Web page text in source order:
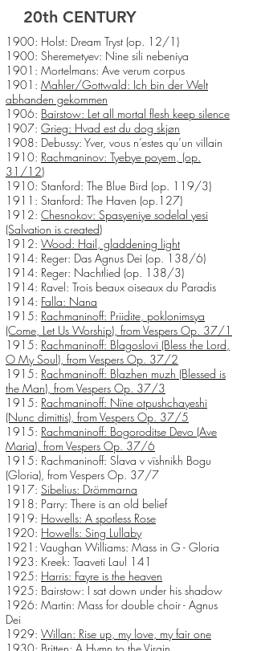
20th CENTURY
1900: Holst: Dream Tryst (op. 12/1)
1900: Sheremetyev: Nine sili nebeniya
1901: Mortelmans: Ave verum corpus
1901: Mahler/Gottwald: Ich bin der Welt
abhanden gekommen
1906: Bairstow: Let all mortal flesh keep silence
1907: Grieg: Hvad est du dog skjøn
1908: Debussy: Yver, vous n’estes qu’un villain
1910: Rachmaninov: Tyebye poyem, (op.
31/12)
1910: Stanford: The Blue Bird (op. 119/3)
1911: Stanford: The Haven (op.127)
1912: Chesnokov: Spasyeniye sodelal yesi
(Salvation is created)
1912: Wood: Hail, gladdening light
1914: Reger: Das Agnus Dei (op. 138/6)
1914: Reger: Nachtlied (op. 138/3)
1914: Ravel: Trois beaux oiseaux du Paradis
1914: Falla: Nana
1915: Rachmaninoff: Priidite, poklonimsya
(Come, Let Us Worship), from Vespers Op. 37/1
1915: Rachmaninoff: Blagoslovi (Bless the Lord,
O My Soul), from Vespers Op. 37/2
1915: Rachmaninoff: Blazhen muzh (Blessed is
the Man), from Vespers Op. 37/3
1915: Rachmaninoff: Nïne otpushchayeshi
(Nunc dimittis), from Vespers Op. 37/5
1915: Rachmaninoff: Bogoroditse Devo (Ave
Maria), from Vespers Op. 37/6
1915: Rachmaninoff: Slava v vïshnikh Bogu
(Gloria), from Vespers Op. 37/7
1917: Sibelius: Drömmarna
1918: Parry: There is an old belief
1919: Howells: A spotless Rose
1920: Howells: Sing Lullaby
1921: Vaughan Williams: Mass in G - Gloria
1923: Kreek: Taaveti Laul 141
1925: Harris: Fayre is the heaven
1925: Bairstow: I sat down under his shadow
1926: Martin: Mass for double choir - Agnus
Dei
1929: Willan: Rise up, my love, my fair one